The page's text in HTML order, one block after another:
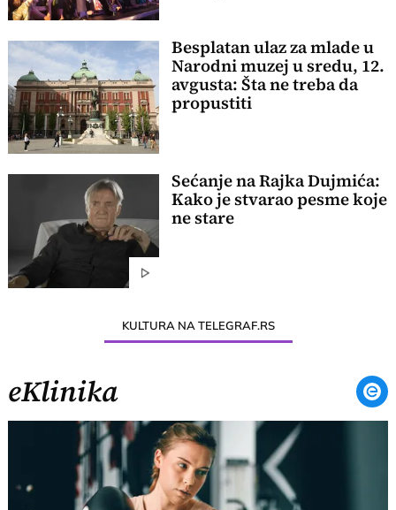
Besplatan ulaz za mlade u
Narodni muzej u sredu, 12.
avgusta: Šta ne treba da
propustiti
Sećanje na Rajka Dujmića:
Kako je stvarao pesme koje
ne stare
KULTURA NA TELEGRAF.RS
eKlinika